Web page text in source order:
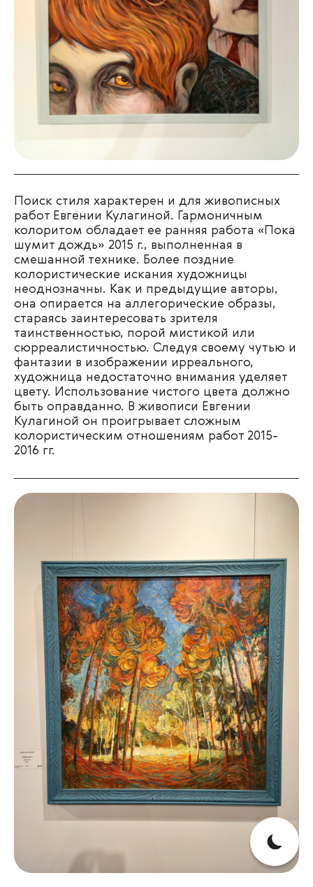
Поиск стиля характерен и для живописных
работ Евгении Кулагиной. Гармоничным
колоритом обладает ее ранняя работа «Пока
шумит дождь» 2015 г., выполненная в
смешанной технике. Более поздние
колористические искания художницы
неоднозначны. Как и предыдущие авторы,
она опирается на аллегорические образы,
стараясь заинтересовать зрителя
таинственностью, порой мистикой или
сюрреалистичностью. Следуя своему чутью и
фантазии в изображении ирреального,
художница недостаточно внимания уделяет
цвету. Использование чистого цвета должно
быть оправданно. В живописи Евгении
Кулагиной он проигрывает сложным
колористическим отношениям работ 2015-
2016 гг.